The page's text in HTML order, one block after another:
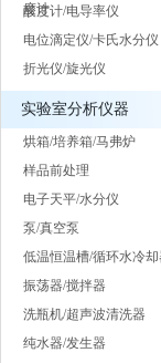
度计
酸度计/电导率仪
电位滴定仪/卡氏水分仪
折光仪/旋光仪
实验室分析仪器
烘箱/培养箱/马弗炉
样品前处理
电子天平/水分仪
泵/真空泵
低温恒温槽/循环水冷却
振荡器/搅拌器
洗瓶机/超声波清洗器
纯水器/发生器